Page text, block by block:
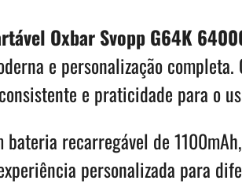
Oxbar Svopp G64K
e personalização
e praticidade para o
bateria recarregável de
personalizada para